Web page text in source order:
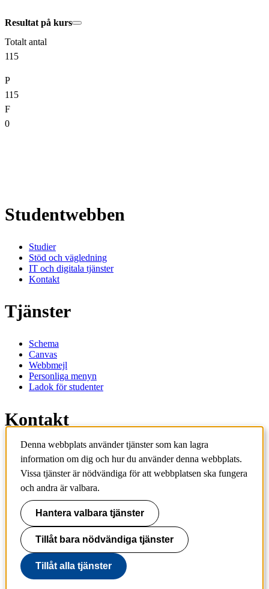
Resultat på kurs
Totalt antal
115
P
115
F
0
Studentwebben
Studier
Stöd och vägledning
IT och digitala tjänster
Kontakt
Tjänster
Schema
Canvas
Webbmejl
Personliga menyn
Ladok för studenter
Kontakt
Kontakta utbildningsprogram
Kontakta kurs
IT-support
KTH Entré
KTH
100 44 Stockholm
+46 8 790 60 00
info@kth.se
📷 @KTHstudent på Instagram
Denna webbplats använder tjänster som kan lagra
information om dig och hur du använder denna webbplats.
Vissa tjänster är nödvändiga för att webbplatsen ska fungera
och andra är valbara.
Hantera valbara tjänster
Tillåt bara nödvändiga tjänster
Tillåt alla tjänster